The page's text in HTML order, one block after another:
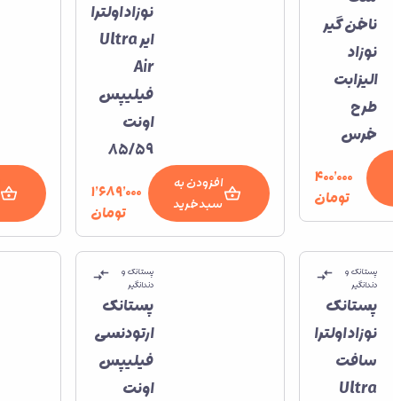
ناخن‌ گیر
نوزاد
الیزابت
طرح
خرس
۴۰۰٬۰۰۰
تومان
نوزاد اولترا
ایر Ultra
Air
فیلیپس
اونت
85/59
افزودن به
سبدخرید
۱٬۶۸۹٬۰۰۰
تومان
پستانک و
دندانگیر
پستانک
نوزاد اولترا
سافت
Ultra
پستانک و
دندانگیر
پستانک
ارتودنسی
فیلیپس
اونت